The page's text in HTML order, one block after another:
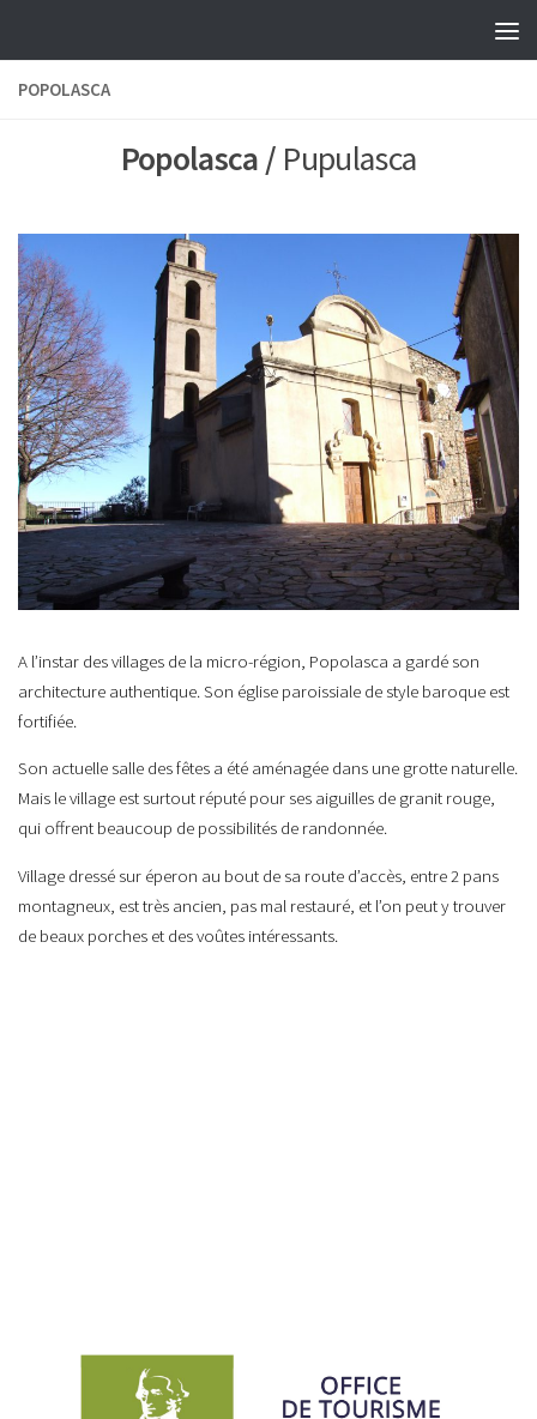
POPOLASCA
Popolasca / Pupulasca
A l’instar des villages de la micro-région, Popolasca a gardé son
architecture authentique. Son église paroissiale de style baroque est
fortifiée.
Son actuelle salle des fêtes a été aménagée dans une grotte naturelle.
Mais le village est surtout réputé pour ses aiguilles de granit rouge,
qui offrent beaucoup de possibilités de randonnée.
Village dressé sur éperon au bout de sa route d’accès, entre 2 pans
montagneux, est très ancien, pas mal restauré, et l’on peut y trouver
de beaux porches et des voûtes intéressants.